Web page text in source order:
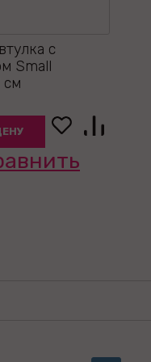
с
Small
см